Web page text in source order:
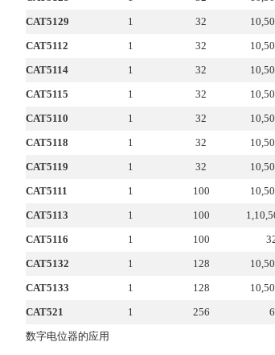
CAT5129
1 32
CAT5112
1 32
CAT5114
1 32
CAT5115
1 32
CAT5110
1 32
CAT5118
1 32
CAT5119
1 32
CAT5111
1 100
CAT5113
1 100
CAT5116
1 100
CAT5132
1 128
CAT5133
1 128
CAT521
1 256 6
数字电位器的应用